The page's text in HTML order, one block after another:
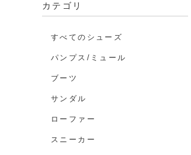
カテゴリ
すべてのシューズ
パンプス/ミュール
ブーツ
サンダル
ローファー
スニーカー